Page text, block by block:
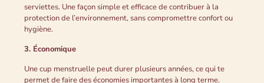
serviettes. Une façon simple et efficace de contribuer à la
protection de l’environnement, sans compromettre confort ou
hygiène.
3. Économique
Une cup menstruelle peut durer plusieurs années, ce qui te
permet de faire des économies importantes à long terme.